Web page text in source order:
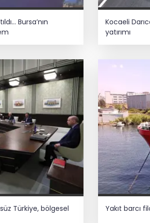
Bursa’nın
Kocaeli
yatırımı
Türkiye, bölgesel
Yakıt barcı